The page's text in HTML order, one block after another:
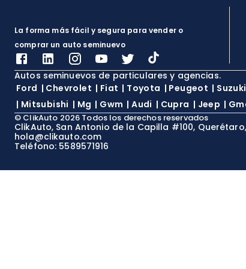
La forma más fácil y segura para vender o
comprar un auto seminuevo
Autos seminuevos de particulares y agencias.
Ford | Chevrolet | Fiat | Toyota | Peugeot | Suzuki
| Mitsubishi | Mg | Gwm |Audi | Cupra | Jeep |
© ClikAuto 2026 Todos los derechos reservados
ClikAuto, San Antonio de la Capilla #100,
hola@clikauto.com
Teléfono: 5589571916